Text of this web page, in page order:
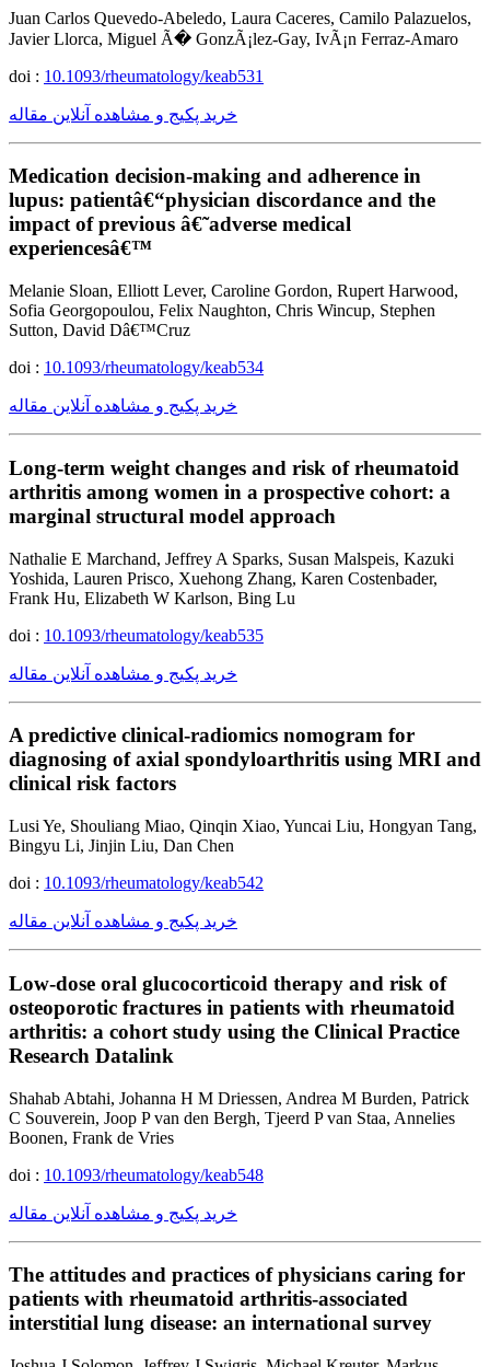
Juan Carlos Quevedo-Abeledo, Laura Caceres, Camilo Palazuelos,
Javier Llorca, Miguel Ã� GonzÃ¡lez-Gay, IvÃ¡n Ferraz-Amaro
doi : 10.1093/rheumatology/keab531
خرید پکیج و مشاهده آنلاین مقاله
Medication decision-making and adherence in
lupus: patientâ€“physician discordance and the
impact of previous â€˜adverse medical
experiencesâ€™
Melanie Sloan, Elliott Lever, Caroline Gordon, Rupert Harwood,
Sofia Georgopoulou, Felix Naughton, Chris Wincup, Stephen
Sutton, David Dâ€™Cruz
doi : 10.1093/rheumatology/keab534
خرید پکیج و مشاهده آنلاین مقاله
Long-term weight changes and risk of rheumatoid
arthritis among women in a prospective cohort: a
marginal structural model approach
Nathalie E Marchand, Jeffrey A Sparks, Susan Malspeis, Kazuki
Yoshida, Lauren Prisco, Xuehong Zhang, Karen Costenbader,
Frank Hu, Elizabeth W Karlson, Bing Lu
doi : 10.1093/rheumatology/keab535
خرید پکیج و مشاهده آنلاین مقاله
A predictive clinical-radiomics nomogram for
diagnosing of axial spondyloarthritis using MRI and
clinical risk factors
Lusi Ye, Shouliang Miao, Qinqin Xiao, Yuncai Liu, Hongyan Tang,
Bingyu Li, Jinjin Liu, Dan Chen
doi : 10.1093/rheumatology/keab542
خرید پکیج و مشاهده آنلاین مقاله
Low-dose oral glucocorticoid therapy and risk of
osteoporotic fractures in patients with rheumatoid
arthritis: a cohort study using the Clinical Practice
Research Datalink
Shahab Abtahi, Johanna H M Driessen, Andrea M Burden, Patrick
C Souverein, Joop P van den Bergh, Tjeerd P van Staa, Annelies
Boonen, Frank de Vries
doi : 10.1093/rheumatology/keab548
خرید پکیج و مشاهده آنلاین مقاله
The attitudes and practices of physicians caring for
patients with rheumatoid arthritis-associated
interstitial lung disease: an international survey